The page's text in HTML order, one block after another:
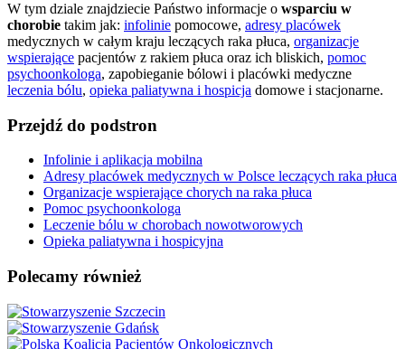
W tym dziale znajdziecie Państwo informacje o wsparciu w
chorobie takim jak: infolinie pomocowe, adresy placówek
medycznych w całym kraju leczących raka płuca, organizacje
wspierające pacjentów z rakiem płuca oraz ich bliskich, pomoc
psychoonkologa, zapobieganie bólowi i placówki medyczne
leczenia bólu, opieka paliatywna i hospicja domowe i stacjonarne.
Przejdź do podstron
Infolinie i aplikacja mobilna
Adresy placówek medycznych w Polsce leczących raka płuca
Organizacje wspierające chorych na raka płuca
Pomoc psychoonkologa
Leczenie bólu w chorobach nowotworowych
Opieka paliatywna i hospicyjna
Polecamy również